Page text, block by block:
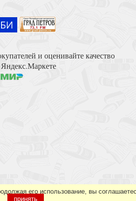
(Тихоний Африканский)
его использование, вы
принять